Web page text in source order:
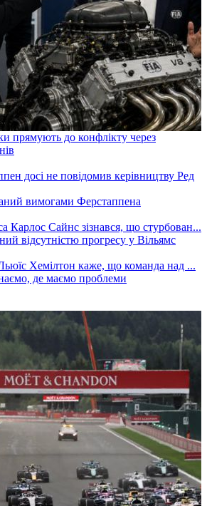
прямують до конфлікту через
вимогами Ферстаппена
відсутністю прогресу у Вільямс
де маємо проблеми